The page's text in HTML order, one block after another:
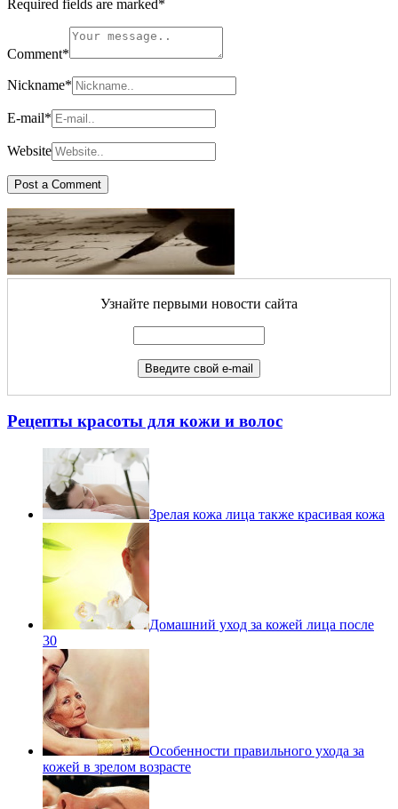
Required fields are marked*
Comment*
Nickname*
E-mail*
Website
Узнайте первыми новости сайта
Рецепты красоты для кожи и волос
Зрелая кожа лица также красивая кожа
Домашний уход за кожей лица после
30
Особенности правильного ухода за
кожей в зрелом возрасте